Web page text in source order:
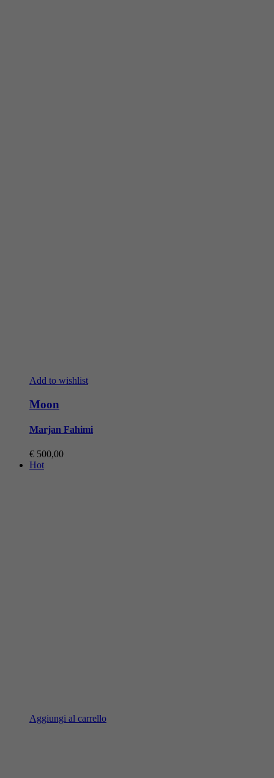
Add to wishlist
Moon
Marjan Fahimi
€ 500,00
Hot
Aggiungi al carrello